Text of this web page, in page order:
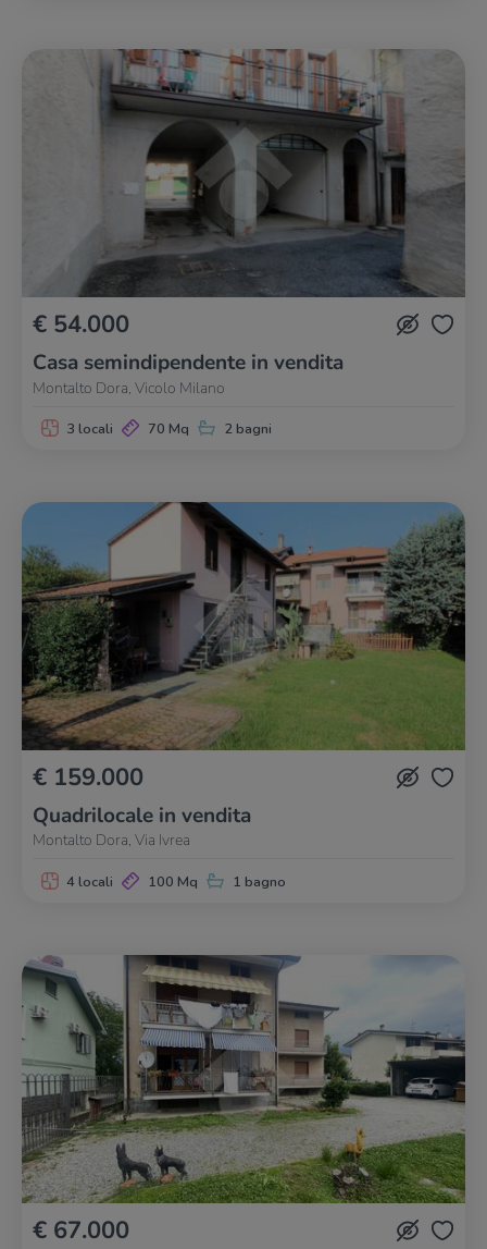
€ 54.000
Casa semindipendente in vendita
Montalto Dora, Vicolo Milano
3 locali 70 Mq 2 bagni
€ 159.000
Quadrilocale in vendita
Montalto Dora, Via Ivrea
4 locali 100 Mq 1 bagno
€ 67.000